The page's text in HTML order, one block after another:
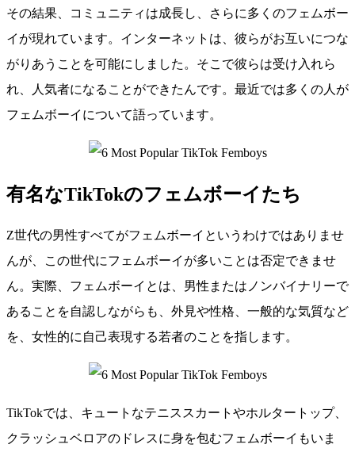
その結果、コミュニティは成長し、さらに多くのフェムボー
イが現れています。インターネットは、彼らがお互いにつな
がりあうことを可能にしました。そこで彼らは受け入れら
れ、人気者になることができたんです。最近では多くの人が
フェムボーイについて語っています。
有名なTikTokのフェムボーイたち
Z世代の男性すべてがフェムボーイというわけではありませ
んが、この世代にフェムボーイが多いことは否定できませ
ん。実際、フェムボーイとは、男性またはノンバイナリーで
あることを自認しながらも、外見や性格、一般的な気質など
を、女性的に自己表現する若者のことを指します。
TikTokでは、キュートなテニススカートやホルタートップ、
クラッシュベロアのドレスに身を包むフェムボーイもいま